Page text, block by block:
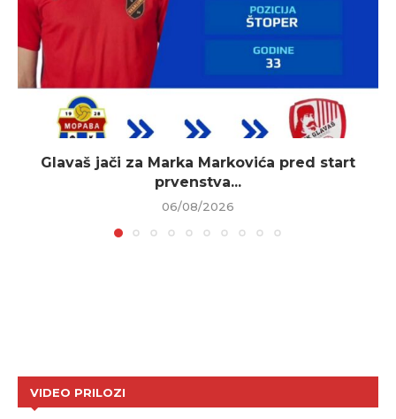
Glavaš jači za Marka Markovića pred start
prvenstva...
06/08/2026
VIDEO PRILOZI